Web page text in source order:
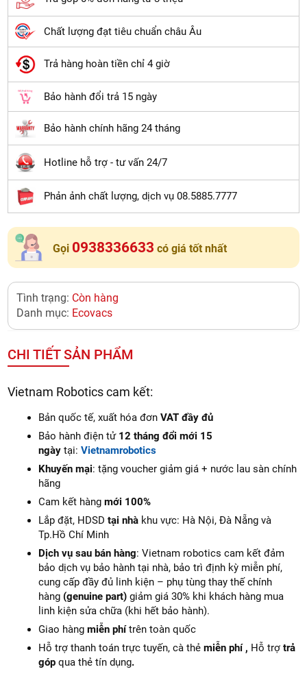
Chất lượng đạt tiêu chuẩn châu Âu
Trả hàng hoàn tiền chỉ 4 giờ
Bảo hành đổi trả 15 ngày
Bảo hành chính hãng 24 tháng
Hotline hỗ trợ - tư vấn 24/7
Phản ảnh chất lượng, dịch vụ 08.5885.7777
Gọi 0938336633 có giá tốt nhất
Tình trạng: Còn hàng
Danh mục: Ecovacs
CHI TIẾT SẢN PHẨM
Vietnam Robotics cam kết:
Bản quốc tế, xuất hóa đơnVAT đầy đủ
Bảo hành điện tử12 tháng đổi mới 15
ngày tại:Vietnamrobotics
Khuyến mại: tặng voucher giảm giá + nước lau sàn chính
hãng
Cam kết hàngmới 100%
Lắp đặt, HDSDtại nhà khu vực: Hà Nội, Đà Nẵng và
Tp.Hồ Chí Minh
Dịch vụ sau bán hàng: Vietnam robotics cam kết đảm
bảo dịch vụ bảo hành tại nhà, bảo trì định kỳ miễn phí,
cung cấp đầy đủ linh kiện – phụ tùng thay thế chính
hàng (genuine part) giảm giá 30% khi khách hàng mua
linh kiện sửa chữa (khi hết bảo hành).
Giao hàngmiễn phítrên toàn quốc
Hỗ trợ thanh toán trực tuyến, cà thẻmiễn phí , Hỗ trợ trả
gópqua thẻ tín dụng.